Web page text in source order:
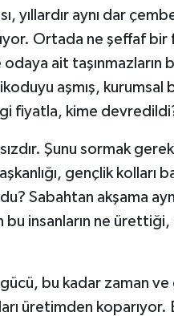
yıllardır aynı dar
Ortada ne şeffaf
ait taşınmazların
aşmış, kurumsal
fiyatla, kime
Şunu sormak
gençlik kolları
Sabahtan akşama
bu insanların ne
bu kadar zaman
üretimden